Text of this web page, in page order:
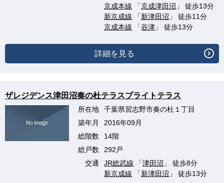
京成本線 「京成津田沼 」 徒歩13分
新京成線 「新津田沼 」 徒歩11分
京成本線 「谷津 」 徒歩13分
詳細を見る
ザレジデンス津田沼奏の杜テラスブライトテラス
所在地
千葉県習志野市奏の杜１丁目
築年月
2016年09月
総階数
14階
総戸数
292戸
交通
JR総武線 「津田沼 」 徒歩8分
新京成線 「新津田沼 」 徒歩13分